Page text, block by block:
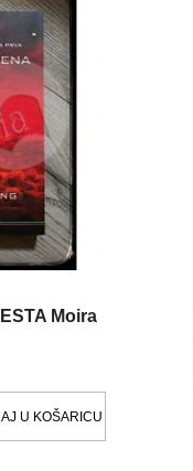
Moira
U KOŠARICU